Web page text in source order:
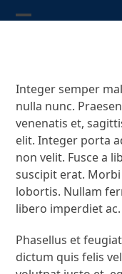
to
Integer semper
nulla nunc.
venenatis et,
elit. Integer porta
non velit. Fusce a
suscipit erat.
lobortis. Nullam
libero imperdiet
Phasellus et
dictum quis felis